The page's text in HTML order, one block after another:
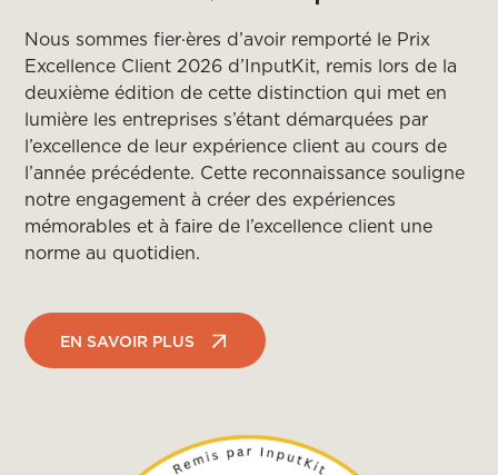
Nous sommes fier·ères d’avoir remporté le Prix
Excellence Client 2026 d’InputKit, remis lors de la
deuxième édition de cette distinction qui met en
lumière les entreprises s’étant démarquées par
l’excellence de leur expérience client au cours de
l’année précédente. Cette reconnaissance souligne
notre engagement à créer des expériences
mémorables et à faire de l’excellence client une
norme au quotidien.
EN SAVOIR PLUS